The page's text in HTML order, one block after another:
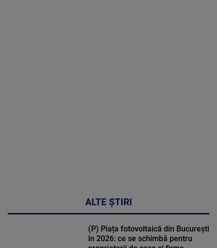
ALTE ȘTIRI
(P) Piața fotovoltaică din București
în 2026: ce se schimbă pentru